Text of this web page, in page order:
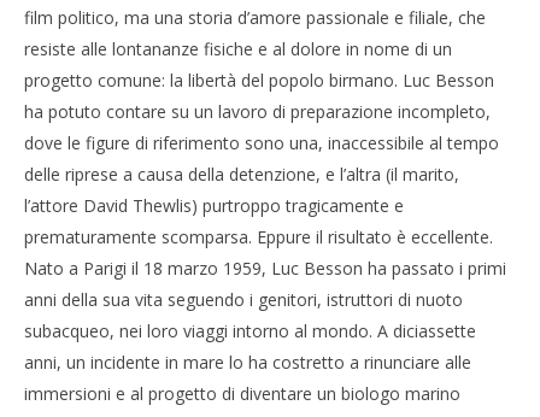
film politico, ma una storia d’amore passionale e filiale, che
resiste alle lontananze fisiche e al dolore in nome di un
progetto comune: la libertà del popolo birmano. Luc Besson
ha potuto contare su un lavoro di preparazione incompleto,
dove le figure di riferimento sono una, inaccessibile al tempo
delle riprese a causa della detenzione, e l’altra (il marito,
l’attore David Thewlis) purtroppo tragicamente e
prematuramente scomparsa. Eppure il risultato è eccellente.
Nato a Parigi il 18 marzo 1959, Luc Besson ha passato i primi
anni della sua vita seguendo i genitori, istruttori di nuoto
subacqueo, nei loro viaggi intorno al mondo. A diciassette
anni, un incidente in mare lo ha costretto a rinunciare alle
immersioni e al progetto di diventare un biologo marino